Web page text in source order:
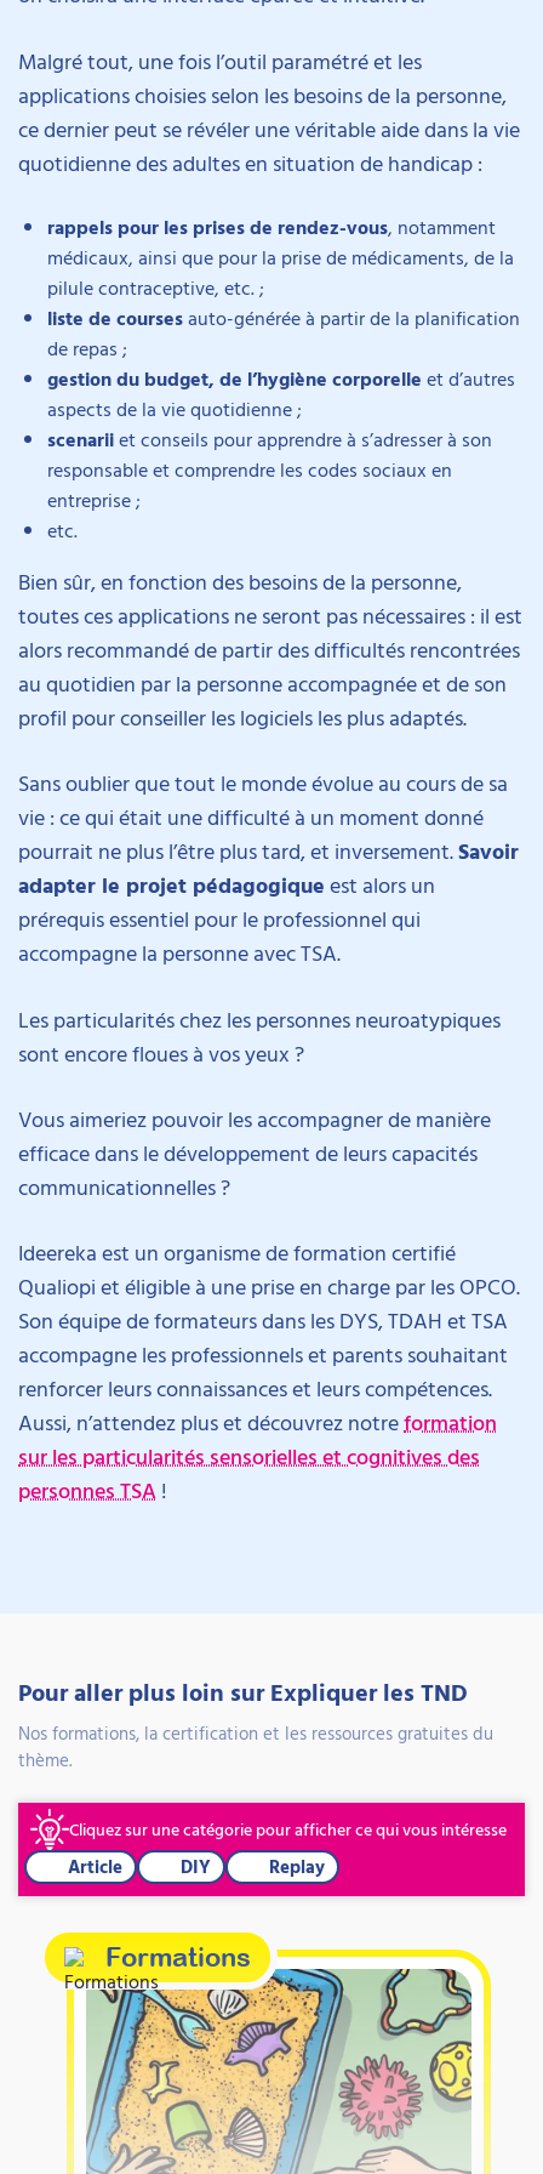
Malgré tout, une fois l’outil paramétré et les
applications choisies selon les besoins de la personne,
ce dernier peut se révéler une véritable aide dans la vie
quotidienne des adultes en situation de handicap :
rappels pour les prises de rendez-vous, notamment
médicaux, ainsi que pour la prise de médicaments, de la
pilule contraceptive, etc. ;
liste de coursesauto-générée à partir de la planification
de repas ;
gestion du budget, de l’hygiène corporelle et d’autres
aspects de la vie quotidienne ;
scenariiet conseils pour apprendre à s’adresser à son
responsable et comprendre les codes sociaux en
entreprise ;
etc.
Bien sûr, en fonction des besoins de la personne,
toutes ces applications ne seront pas nécessaires : il est
alors recommandé de partir des difficultés rencontrées
au quotidien par la personne accompagnée et de son
profil pour conseiller les logiciels les plus adaptés.
Sans oublier que tout le monde évolue au cours de sa
vie : ce qui était une difficulté à un moment donné
pourrait ne plus l’être plus tard, et inversement.Savoir
adapter le projet pédagogiqueest alors un
prérequis essentiel pour le professionnel qui
accompagne la personne avec TSA.
Les particularités chez les personnes neuroatypiques
sont encore floues à vos yeux ?
Vous aimeriez pouvoir les accompagner de manière
efficace dans le développement de leurs capacités
communicationnelles ?
Ideereka est un organisme de formation certifié
Qualiopi et éligible à une prise en charge par les OPCO.
Son équipe de formateurs dans les DYS, TDAH et TSA
accompagne les professionnels et parents souhaitant
renforcer leurs connaissances et leurs compétences.
Aussi, n’attendez plus et découvrez notreformation
sur les particularités sensorielles et cognitives des
personnes TSA!
Pour aller plus loin sur Expliquer les TND
Nos formations, la certification et les ressources gratuites du
thème.
Cliquez sur une catégorie pour afficher ce qui vous intéresse
Article DIY Replay
Formations